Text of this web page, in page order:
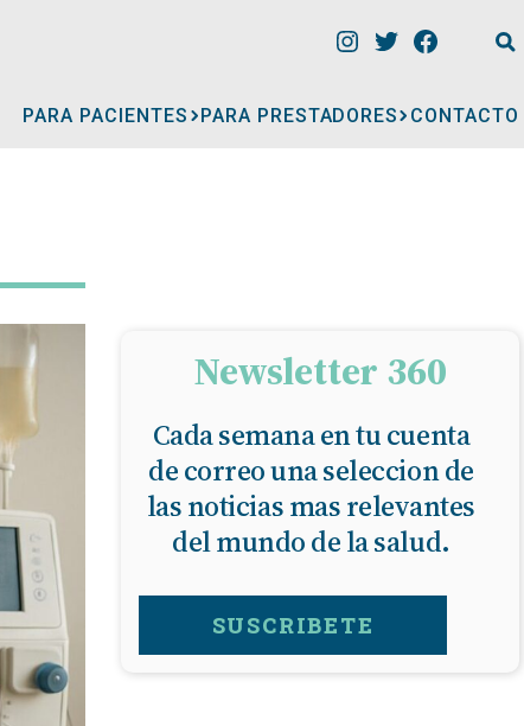
PARA PACIENTES
CONSULTORIOS
MÉDICOS
GERIÁTRICOS
FERTILIDAD
PARA PRESTADORES CONTACTO
Newsletter 360
Cada semana en tu cuenta
de correo una seleccion de
las noticias mas relevantes
del mundo de la salud.
SUSCRIBETE